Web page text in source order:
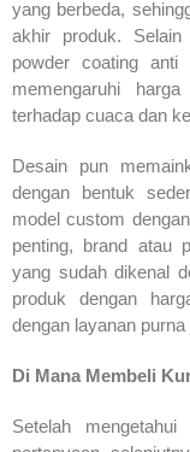
yang berbeda,
akhir produk.
powder coating
memengaruhi
terhadap cuaca dan
Desain pun
dengan bentuk
model custom
penting, brand atau
yang sudah dikenal
produk dengan
dengan layanan
Di Mana Membeli
Setelah